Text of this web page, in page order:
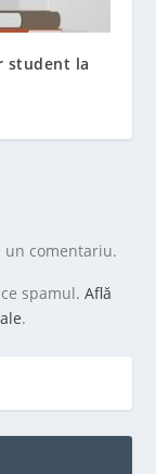
student la
comentariu.
spamul.Află
.